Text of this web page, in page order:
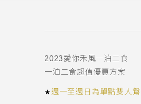
2023愛你禾風一泊二食
一泊二食超值優惠方案
★週一至週日為單點雙人